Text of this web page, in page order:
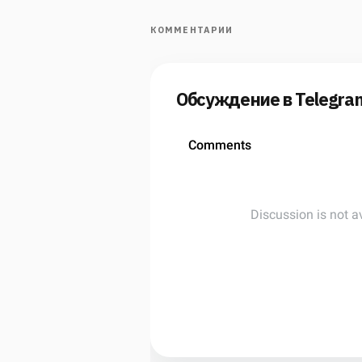
КОММЕНТАРИИ
Обсуждение в